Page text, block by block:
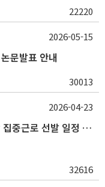
22220
문발표 안내
30013
2026-05-15
2026학년도 국가근로장학금 하계방학 집중근로 선발 일정 안내
32616
2026-04-23